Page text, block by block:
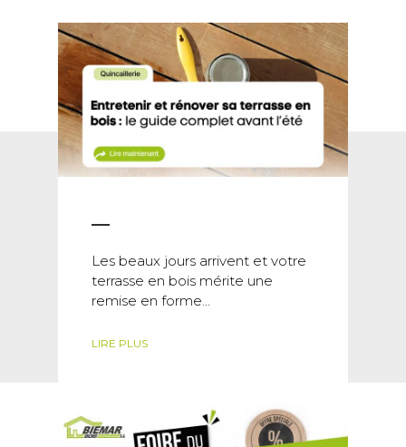
Les beaux jours arrivent et votre
terrasse en bois mérite une
remise en forme...
LIRE PLUS